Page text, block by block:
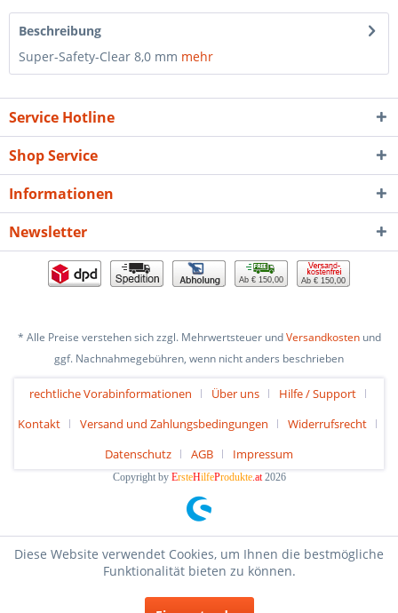
Beschreibung
Super-Safety-Clear 8,0 mm mehr
Service Hotline
Shop Service
Informationen
Newsletter
Ab € 150,00 Ab € 150,00
* Alle Preise verstehen sich zzgl. Mehrwertsteuer undVersandkostenund
ggf. Nachnahmegebühren, wenn nicht anders beschrieben
rechtliche Vorabinformationen Über uns
Hilfe / Support
Kontakt
Versand und Zahlungsbedingungen
Widerrufsrecht
Datenschutz
AGB Impressum
Copyright by ErsteHilfeProdukte.at2026
Diese Website verwendet Cookies, um Ihnen die bestmögliche
Funktionalität bieten zu können.